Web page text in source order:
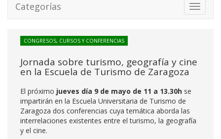
Toggle
Categorías
CONGRESOS, CURSOS Y CONFERENCIAS
Jornada sobre turismo, geografía y cine
en la Escuela de Turismo de Zaragoza
El próximo jueves día 9 de mayo de 11 a 13.30h se
impartirán en la Escuela Universitaria de Turismo de
Zaragoza dos conferencias cuya temática aborda las
interrelaciones existentes entre el turismo, la geografía
y el cine.